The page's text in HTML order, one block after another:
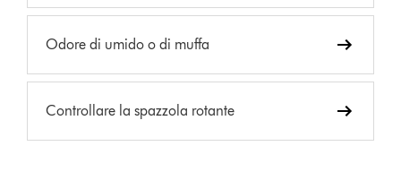
Odore di umido o di muffa
Controllare la spazzola rotante